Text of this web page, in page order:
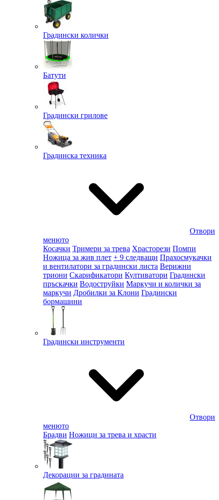
Градински колички
Батути
Градински грилове
Градинска техника
Отвори
менюто
Косачки Тримери за трева Храсторези Помпи
Ножица за жив плет + 9 следващи Прахосмукачки
и вентилатори за градински листа Верижни
триони Скарификатори Култиватори Градински
пръскачки Водоструйки Маркучи и колички за
маркучи Дробилки за Клони Градински
бормашини
Градински инструменти
Отвори
менюто
Брадви Ножици за трева и храсти
Декорации за градината